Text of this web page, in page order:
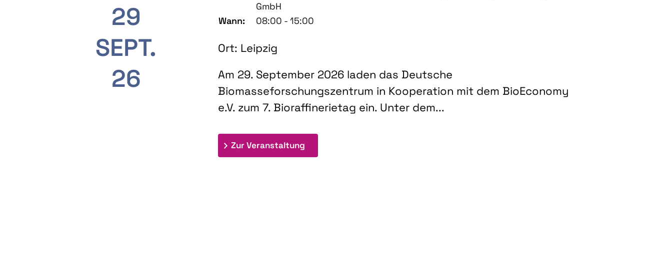
29
SEPT.
26
GmbH
Wann:
08:00 - 15:00
Ort: Leipzig
Am 29. September 2026 laden das Deutsche
Biomasseforschungszentrum in Kooperation mit dem BioEconomy
e.V. zum 7. Bioraffinerietag ein. Unter dem...
Zur Veranstaltung: 7. Bioraffinerietag "Schlüsseltechnologien für biobasierte Produkte und Kraftstoffe"